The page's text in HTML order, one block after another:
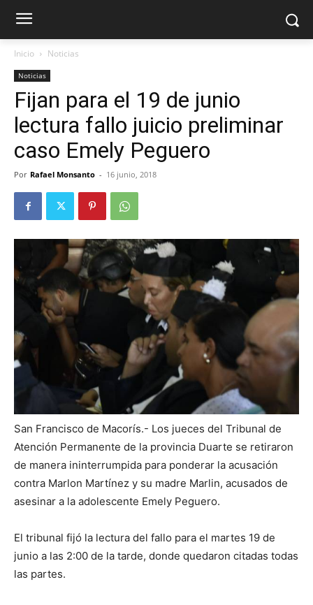
Inicio Noticias
Noticias
Fijan para el 19 de junio
lectura fallo juicio preliminar
caso Emely Peguero
Por Rafael Monsanto - 16 junio, 2018
San Francisco de Macorís.- Los jueces del Tribunal de
Atención Permanente de la provincia Duarte se retiraron
de manera ininterrumpida para ponderar la acusación
contra Marlon Martínez y su madre Marlin, acusados de
asesinar a la adolescente Emely Peguero.
El tribunal fijó la lectura del fallo para el martes 19 de
junio a las 2:00 de la tarde, donde quedaron citadas todas
las partes.